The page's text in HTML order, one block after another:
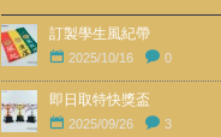
訂製學生風紀帶
2025/10/16 0
即日取特快獎盃
2025/09/26 3